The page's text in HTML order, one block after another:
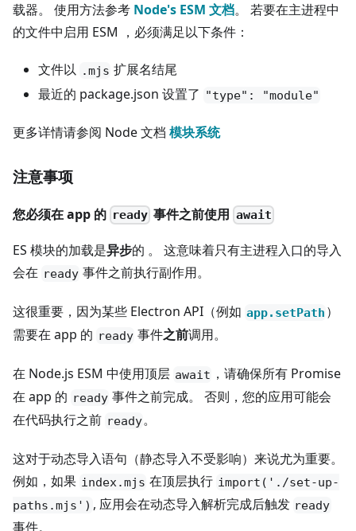
载器。 使用方法参考 Node's ESM 文档。 若要在主进程中
的文件中启用 ESM ，必须满足以下条件：
文件以 .mjs 扩展名结尾
最近的 package.json 设置了 "type": "module"
更多详情请参阅 Node 文档 模块系统
注意事项
您必须在 app 的 ready 事件之前使用 await
ES 模块的加载是异步的 。 这意味着只有主进程入口的导入
会在 ready 事件之前执行副作用。
这很重要，因为某些 Electron API（例如 app.setPath ）
需要在 app 的 ready 事件之前调用。
在 Node.js ESM 中使用顶层 await ，请确保所有 Promise
在 app 的 ready 事件之前完成。 否则，您的应用可能会
在代码执行之前 ready。
这对于动态导入语句（静态导入不受影响）来说尤为重要。
例如，如果 index.mjs 在顶层执行 import('./set-up-
paths.mjs') , 应用会在动态导入解析完成后触发 ready
事件。